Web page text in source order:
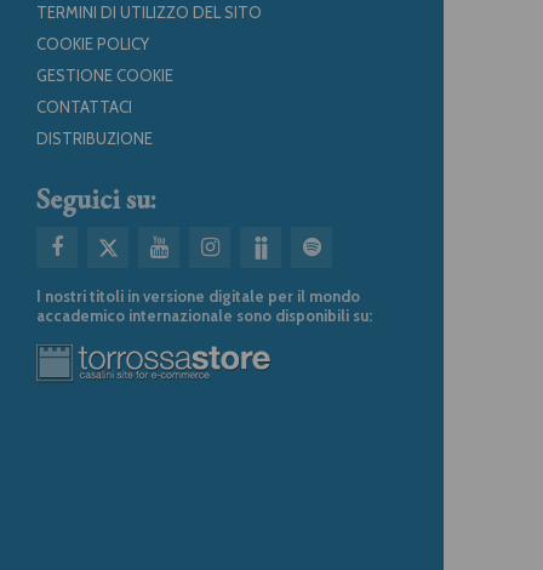
TERMINI DI UTILIZZO DEL SITO
COOKIE POLICY
GESTIONE COOKIE
CONTATTACI
DISTRIBUZIONE
Seguici su:
I nostri titoli in versione digitale per il mondo
accademico internazionale sono disponibili su: